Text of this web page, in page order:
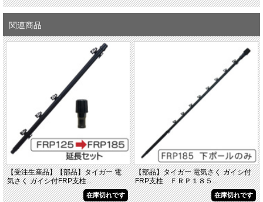
関連商品
【受注生産品】【部品】タイガー 電
気さく ガイシ付FRP支柱...
在庫切れです
【部品】タイガー 電気さく ガイシ付
FRP支柱 ＦＲＰ１８５...
在庫切れです